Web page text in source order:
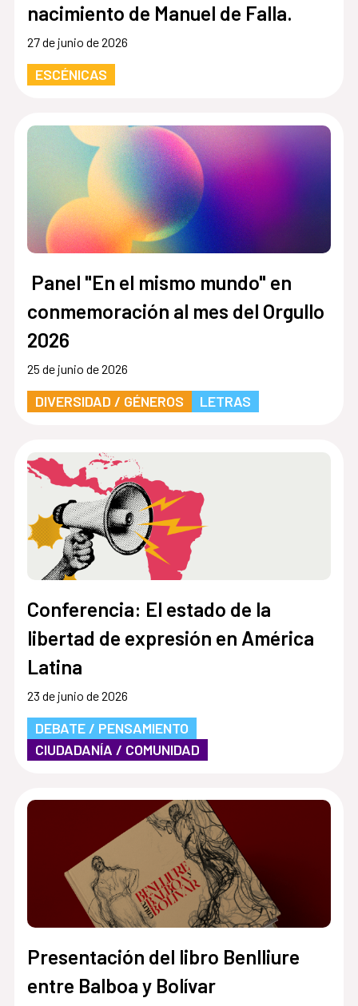
nacimiento de Manuel de Falla.
27 de junio de 2026
ESCÉNICAS
Panel "En el mismo mundo" en
conmemoración al mes del Orgullo
2026
25 de junio de 2026
DIVERSIDAD / GÉNEROS LETRAS
Conferencia: El estado de la
libertad de expresión en América
Latina
23 de junio de 2026
DEBATE / PENSAMIENTO
CIUDADANÍA / COMUNIDAD
Presentación del libro Benlliure
entre Balboa y Bolívar